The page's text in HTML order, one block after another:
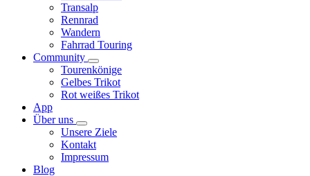
Transalp
Rennrad
Wandern
Fahrrad Touring
Community
Tourenkönige
Gelbes Trikot
Rot weißes Trikot
App
Über uns
Unsere Ziele
Kontakt
Impressum
Blog